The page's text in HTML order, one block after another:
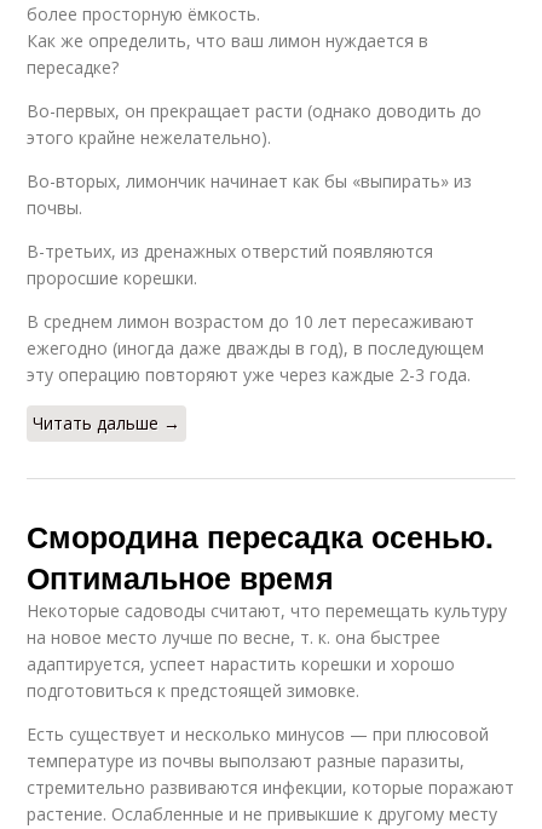
более просторную ёмкость.
Как же определить, что ваш лимон нуждается в
пересадке?
Во-первых, он прекращает расти (однако доводить до
этого крайне нежелательно).
Во-вторых, лимончик начинает как бы «выпирать» из
почвы.
В-третьих, из дренажных отверстий появляются
проросшие корешки.
В среднем лимон возрастом до 10 лет пересаживают
ежегодно (иногда даже дважды в год), в последующем
эту операцию повторяют уже через каждые 2-3 года.
Читать дальше →
Смородина пересадка осенью.
Оптимальное время
Некоторые садоводы считают, что перемещать культуру
на новое место лучше по весне, т. к. она быстрее
адаптируется, успеет нарастить корешки и хорошо
подготовиться к предстоящей зимовке.
Есть существует и несколько минусов — при плюсовой
температуре из почвы выползают разные паразиты,
стремительно развиваются инфекции, которые поражают
растение. Ослабленные и не привыкшие к другому месту